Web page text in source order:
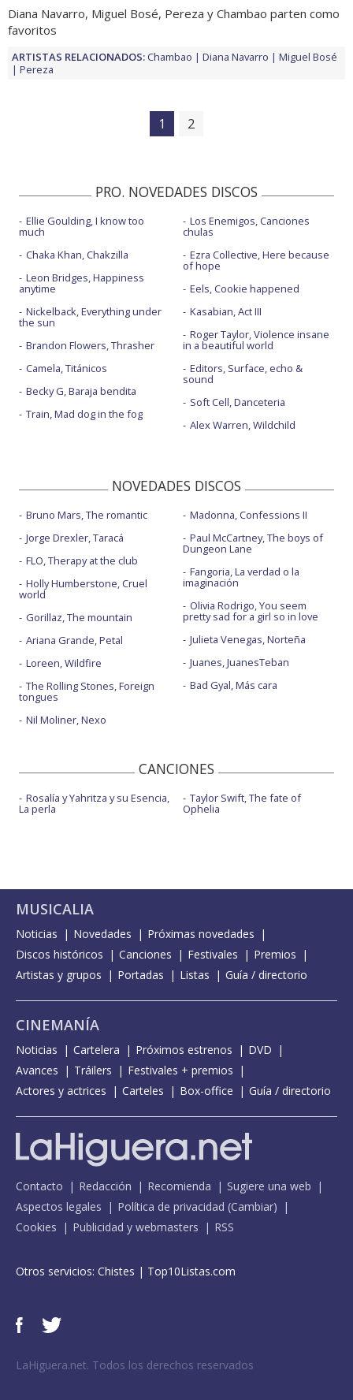
Diana Navarro, Miguel Bosé, Pereza y Chambao parten como
favoritos
ARTISTAS RELACIONADOS:Chambao Diana Navarro
Miguel Bosé
Pereza
1 2
PRO. NOVEDADES DISCOS
Ellie Goulding, I know too
much
Chaka Khan, Chakzilla
Leon Bridges, Happiness
anytime
Nickelback, Everything under
the sun
Brandon Flowers, Thrasher
Camela, Titánicos
Becky G, Baraja bendita
Train, Mad dog in the fog
Los Enemigos, Canciones
chulas
Ezra Collective, Here because
of hope
Eels, Cookie happened
Kasabian, Act III
Roger Taylor, Violence insane
in a beautiful world
Editors, Surface, echo &
sound
Soft Cell, Danceteria
Alex Warren, Wildchild
NOVEDADES DISCOS
Bruno Mars, The romantic
Jorge Drexler, Taracá
FLO, Therapy at the club
Holly Humberstone, Cruel
world
Gorillaz, The mountain
Ariana Grande, Petal
Loreen, Wildfire
The Rolling Stones, Foreign
tongues
Nil Moliner, Nexo
Madonna, Confessions II
Paul McCartney, The boys of
Dungeon Lane
Fangoria, La verdad o la
imaginación
Olivia Rodrigo, You seem
pretty sad for a girl so in love
Julieta Venegas, Norteña
Juanes, JuanesTeban
Bad Gyal, Más cara
CANCIONES
Rosalía y Yahritza y su Esencia,
La perla
Taylor Swift, The fate of
Ophelia
MUSICALIA
Noticias Novedades
Próximas novedades
Discos históricos
Canciones Festivales
Premios
Artistas y grupos
Portadas Listas Guía / directorio
CINEMANÍA
Noticias Cartelera Próximos estrenos
DVD
Avances
Tráilers
Festivales + premios
Actores y actrices
Carteles Box-office Guía / directorio
Contacto Redacción Recomienda
Sugiere una web
Aspectos legales
Política de privacidad (Cambiar)
Cookies
Publicidad y webmasters RSS
Otros servicios: Chistes | Top10Listas.com
LaHiguera.net. Todos los derechos reservados